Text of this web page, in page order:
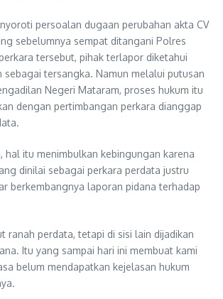
persoalan dugaan perubahan akta CV
sebelumnya sempat ditangani Polres
tersebut, pihak terlapor diketahui
sebagai tersangka. Namun melalui putusan
Negeri Mataram, proses hukum itu
dengan pertimbangan perkara dianggap
hal itu menimbulkan kebingungan karena
dinilai sebagai perkara perdata justru
berkembangnya laporan pidana terhadap
ranah perdata, tetapi di sisi lain dijadikan
Itu yang sampai hari ini membuat kami
belum mendapatkan kejelasan hukum